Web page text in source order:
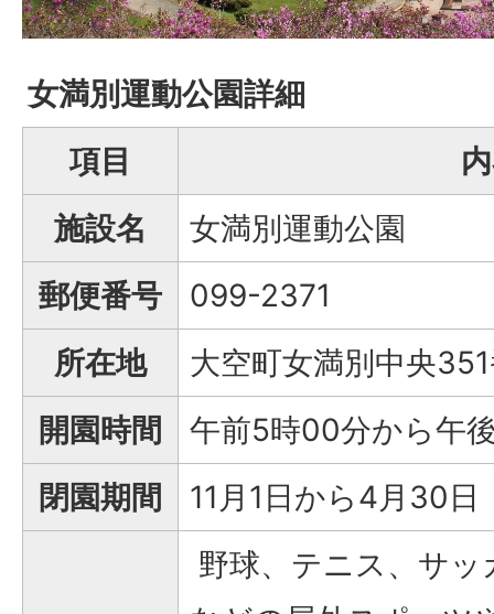
女満別運動公園詳細
項目
施設名
女満別運動公園
郵便番号
099-2371
所在地
大空町女満別中央
開園時間
午前5時00分から午
閉園期間
11月1日から4月30日
野球、テニス、サ